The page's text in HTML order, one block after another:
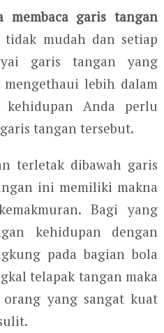
membaca garis tangan
mudah dan setiap
garis tangan yang
mengethaui lebih dalam
Anda perlu
tangan tersebut.
terletak dibawah garis
ini memiliki makna
Bagi yang
kehidupan dengan
pada bagian bola
telapak tangan maka
yang sangat kuat